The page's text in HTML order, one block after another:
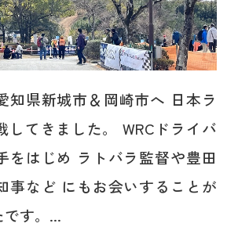
知県新城市＆岡崎市へ 日本ラ
してきました。 WRCドライバ
をはじめ ラトバラ監督や豊田
事など にもお会いすることが
す。...